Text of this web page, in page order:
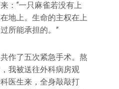
：“一只麻雀若没有上
地上。生命的主权在上
所能承担的。”
作了五次紧急手术。熬
我被送往外科病房观
医生来，全身敲敲打